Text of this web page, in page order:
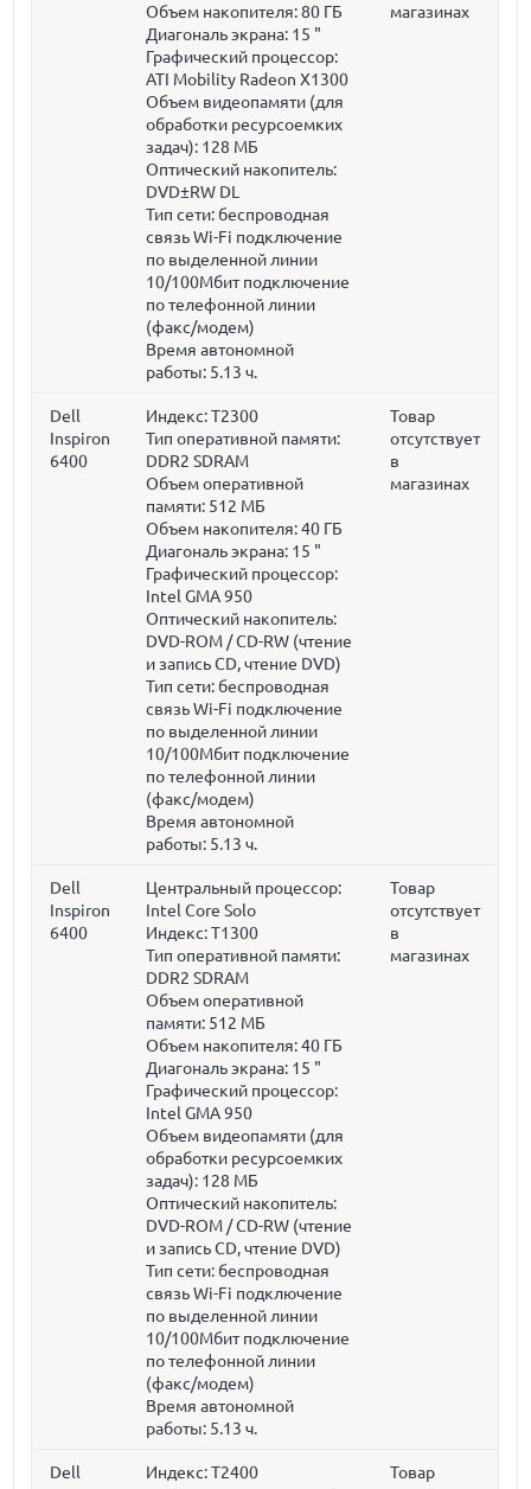
Объем накопителя:80 ГБ
Диагональ экрана: 15 "
Графический процессор:
ATI Mobility Radeon X1300
Объем видеопамяти (для
обработки ресурсоемких
задач): 128 МБ
Оптический накопитель:
DVD±RW DL
Тип сети: беспроводная
связь Wi-Fi подключение
по выделенной линии
10/100Мбит подключение
по телефонной линии
(факс/модем)
Время автономной
работы: 5.13 ч.
магазинах
Dell
Inspiron
6400
Индекс: T2300
Тип оперативной памяти:
DDR2 SDRAM
Объем оперативной
памяти: 512 МБ
Объем накопителя:40 ГБ
Диагональ экрана: 15 "
Графический процессор:
Intel GMA 950
Оптический накопитель:
DVD-ROM / CD-RW (чтение
и запись CD, чтение DVD)
Тип сети: беспроводная
связь Wi-Fi подключение
по выделенной линии
10/100Мбит подключение
по телефонной линии
(факс/модем)
Время автономной
работы: 5.13 ч.
Товар
отсутствует
в
магазинах
Dell
Inspiron
6400
Центральный процессор:
Intel Core Solo
Индекс: T1300
Тип оперативной памяти:
DDR2 SDRAM
Объем оперативной
памяти: 512 МБ
Объем накопителя:40 ГБ
Диагональ экрана: 15 "
Графический процессор:
Intel GMA 950
Объем видеопамяти (для
обработки ресурсоемких
задач): 128 МБ
Оптический накопитель:
DVD-ROM / CD-RW (чтение
и запись CD, чтение DVD)
Тип сети: беспроводная
связь Wi-Fi подключение
по выделенной линии
10/100Мбит подключение
по телефонной линии
(факс/модем)
Время автономной
работы: 5.13 ч.
Товар
отсутствует
в
магазинах
Dell
Индекс: T2400
Товар